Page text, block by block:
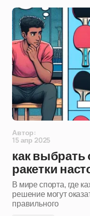
Автор:
15 апр 2025
как выбрать
ракетки
В мире спорта, где
решение могут
правильного